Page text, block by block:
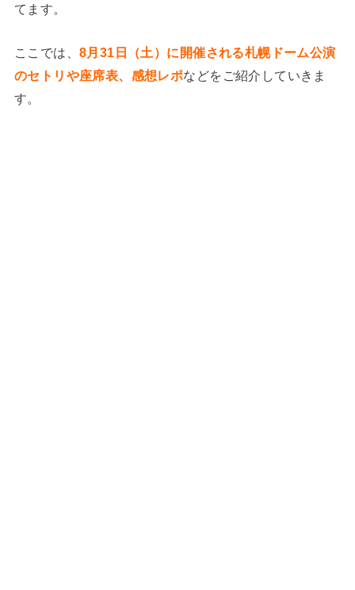
てます。
ここでは、 8月31日（土）に開催される札幌ドーム公演
のセトリや座席表、感想レポなどをご紹介していきま
す。